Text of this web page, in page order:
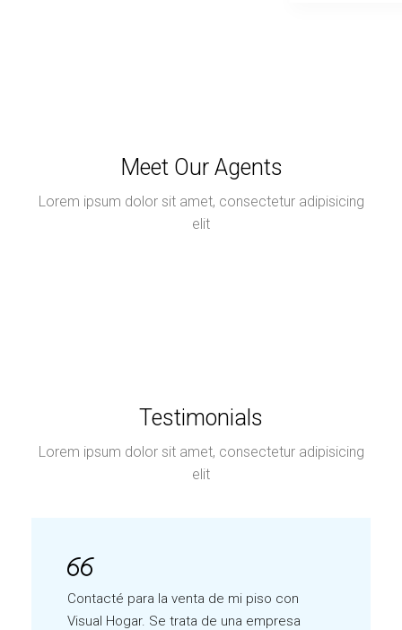
Meet Our Agents
Lorem ipsum dolor sit amet, consectetur adipisicing
elit
Testimonials
Lorem ipsum dolor sit amet, consectetur adipisicing
elit
Contacté para la venta de mi piso con
Visual Hogar. Se trata de una empresa